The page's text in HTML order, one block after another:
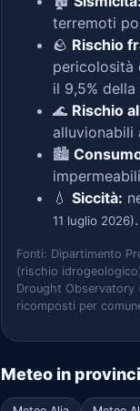
terremoti
🪨 Rischio
pericolosità
il 9,5%
🌊 Rischio
alluvionabili
🏙️
💧 Siccità:
11 luglio 2026).
Fonti: Dipartimento
(rischio
Drought Observatory
ricomposti per
Meteo in